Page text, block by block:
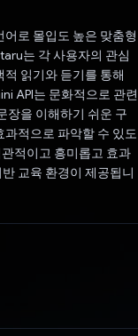
로 몰입도 높은 맞춤형
는 각 사용자의 관심
읽기와 듣기를 통해
API는 문화적으로 관련
장을 이해하기 쉬운 구
적으로 파악할 수 있도
적이고 흥미롭고 효과
교육 환경이 제공됩니